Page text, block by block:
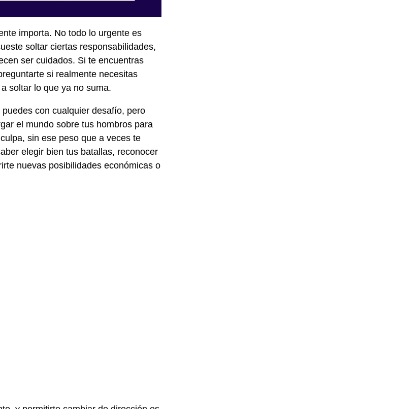
importa. No todo lo urgente es
soltar ciertas responsabilidades,
ser cuidados. Si te encuentras
si realmente necesitas
soltar lo que ya no suma.
con cualquier desafío, pero
el mundo sobre tus hombros para
sin ese peso que a veces te
elegir bien tus batallas, reconocer
nuevas posibilidades económicas o